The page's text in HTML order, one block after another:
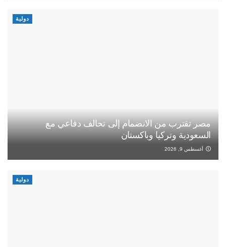
دولية
مصر تقترب من الانضمام إلى تحالف دفاعي مع
السعودية وتركيا وباكستان
أغسطس 9, 2026
دولية